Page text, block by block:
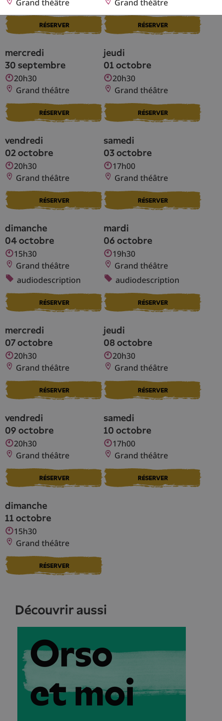
Grand théâtre
RÉSERVER
Grand théâtre
RÉSERVER
mercredi
30 septembre
20h30
Grand théâtre
RÉSERVER
jeudi
01 octobre
20h30
Grand théâtre
RÉSERVER
vendredi
02 octobre
20h30
Grand théâtre
RÉSERVER
samedi
03 octobre
17h00
Grand théâtre
RÉSERVER
dimanche
04 octobre
15h30
Grand théâtre
audiodescription
RÉSERVER
mardi
06 octobre
19h30
Grand théâtre
audiodescription
RÉSERVER
mercredi
07 octobre
20h30
Grand théâtre
RÉSERVER
jeudi
08 octobre
20h30
Grand théâtre
RÉSERVER
vendredi
09 octobre
20h30
Grand théâtre
RÉSERVER
samedi
10 octobre
17h00
Grand théâtre
RÉSERVER
dimanche
11 octobre
15h30
Grand théâtre
RÉSERVER
découvrir aussi